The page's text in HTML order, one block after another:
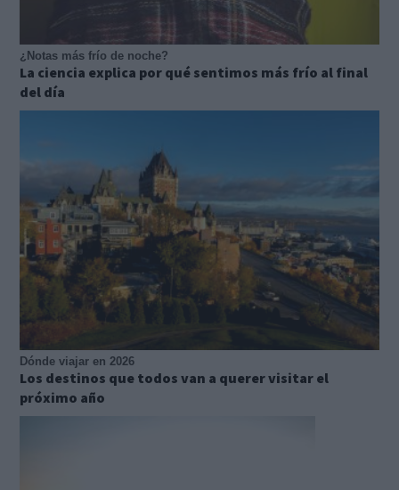
¿Notas más frío de noche?
La ciencia explica por qué sentimos más frío al final
del día
Dónde viajar en 2026
Los destinos que todos van a querer visitar el
próximo año